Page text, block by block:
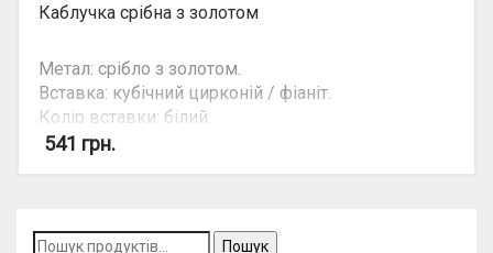
Каблучка срібна з золотом
Метал: срібло з золотом.
Вставка: кубічний цирконій / фіаніт.
Колір вставки: білий.
Можливість комплекту: так.
541 грн.
Пошук